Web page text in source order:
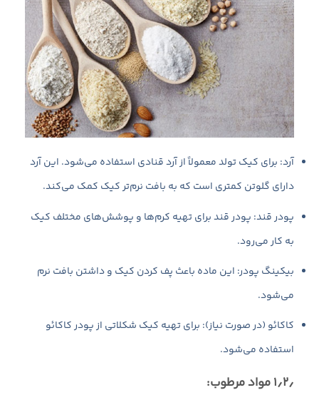
آرد: برای کیک تولد معمولاً از آرد قنادی استفاده می‌شود. این آرد
دارای گلوتن کمتری است که به بافت نرم‌تر کیک کمک می‌کند.
پودر قند: پودر قند برای تهیه کرم‌ها و پوشش‌های مختلف کیک
به کار می‌رود.
بیکینگ پودر: این ماده باعث پف کردن کیک و داشتن بافت نرم
می‌شود.
کاکائو (در صورت نیاز): برای تهیه کیک شکلاتی از پودر کاکائو
استفاده می‌شود.
۱٫۲٫ مواد مرطوب: